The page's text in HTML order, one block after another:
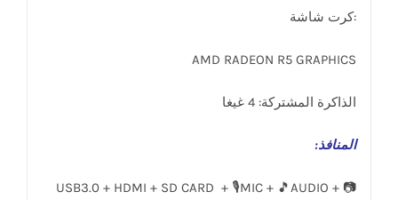
:كرت شاشة
AMD RADEON R5 GRAPHICS
الذاكرة المشتركة: 4 غيغا
المنافذ:
USB3.0 + HDMI + SD CARD + 🎙️MIC + 🎵AUDIO + 📷